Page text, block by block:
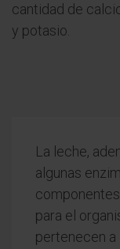
cantidad de
y potasio.
La leche,
algunas
para el
pertenecen a